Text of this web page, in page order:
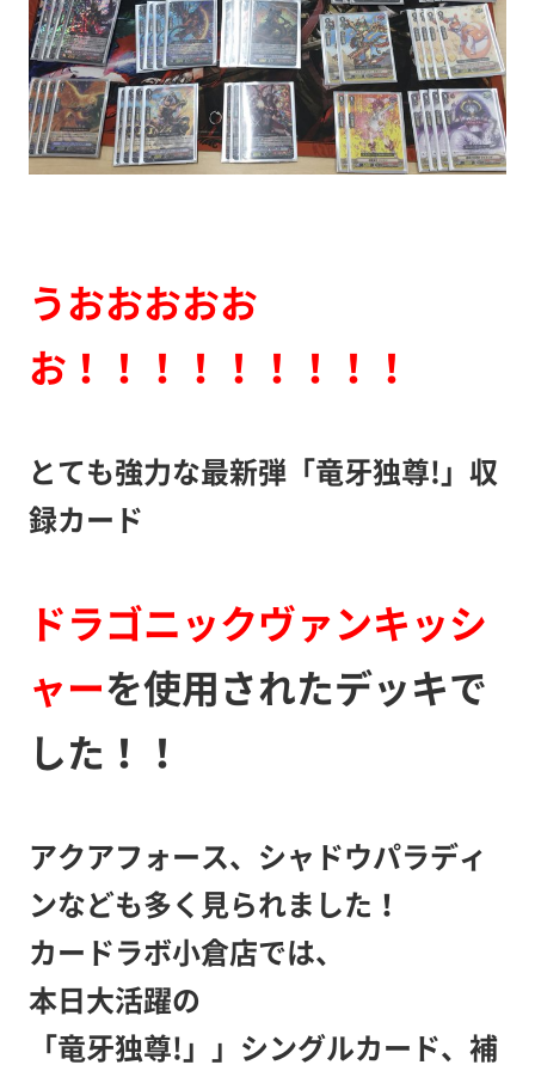
うおおおおお
お！！！！！！！！！
とても強力な最新弾「竜牙独尊!」収
録カード
ドラゴニックヴァンキッシ
ャーを使用されたデッキで
した！！
アクアフォース、シャドウパラディ
ンなども多く見られました！
カードラボ小倉店では、
本日大活躍の
「竜牙独尊!」」シングルカード、補